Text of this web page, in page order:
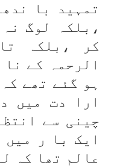
تمہید با
،بلکہ لوگ
کر ،بلکہ
الرحمہ کے
ہو گئے تھے
ارا دت میں
چینی سے
ایک با ر میں
عالم تھا کہ